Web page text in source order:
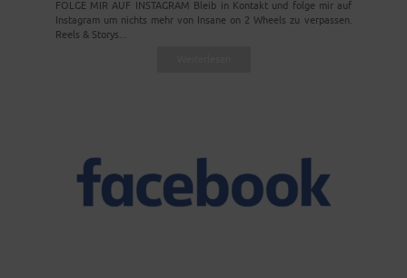
FOLGE MIR AUF INSTAGRAM Bleib in Kontakt und folge mir auf
Instagram um nichts mehr von Insane on 2 Wheels zu verpassen.
Reels & Storys...